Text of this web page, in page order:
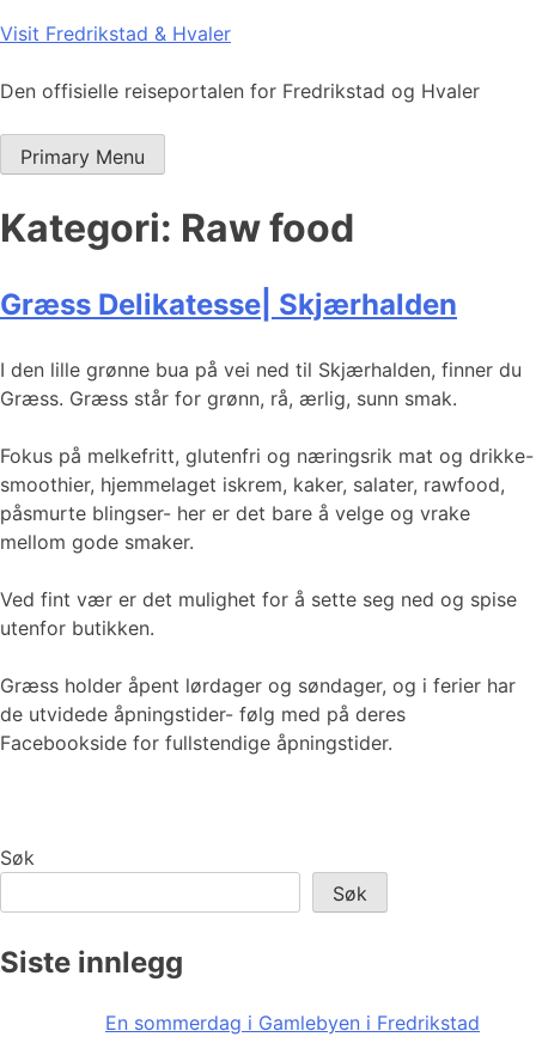
Skip
content
Visit Fredrikstad & Hvaler
Den offisielle reiseportalen for Fredrikstad og Hvaler
Primary Menu
Kategori: Raw food
Græss Delikatesse| Skjærhalden
I den lille grønne bua på vei ned til Skjærhalden, finner du
Græss. Græss står for grønn, rå, ærlig, sunn smak.
Fokus på melkefritt, glutenfri og næringsrik mat og drikke-
smoothier, hjemmelaget iskrem, kaker, salater, rawfood,
påsmurte blingser- her er det bare å velge og vrake
mellom gode smaker.
Ved fint vær er det mulighet for å sette seg ned og spise
utenfor butikken.
Græss holder åpent lørdager og søndager, og i ferier har
de utvidede åpningstider- følg med på deres
Facebookside for fullstendige åpningstider.
Søk
Søk
Siste innlegg
En sommerdag i Gamlebyen i Fredrikstad